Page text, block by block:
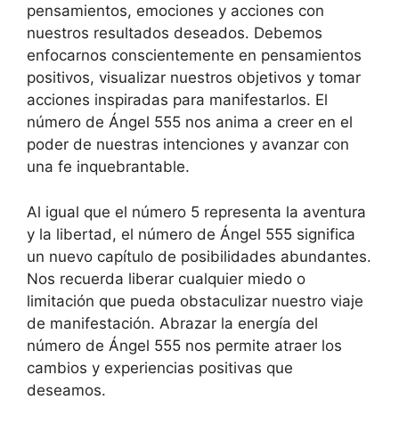
pensamientos, emociones y acciones con
nuestros resultados deseados. Debemos
enfocarnos conscientemente en pensamientos
positivos, visualizar nuestros objetivos y tomar
acciones inspiradas para manifestarlos. El
número de Ángel 555 nos anima a creer en el
poder de nuestras intenciones y avanzar con
una fe inquebrantable.
Al igual que el número 5 representa la aventura
y la libertad, el número de Ángel 555 significa
un nuevo capítulo de posibilidades abundantes.
Nos recuerda liberar cualquier miedo o
limitación que pueda obstaculizar nuestro viaje
de manifestación. Abrazar la energía del
número de Ángel 555 nos permite atraer los
cambios y experiencias positivas que
deseamos.